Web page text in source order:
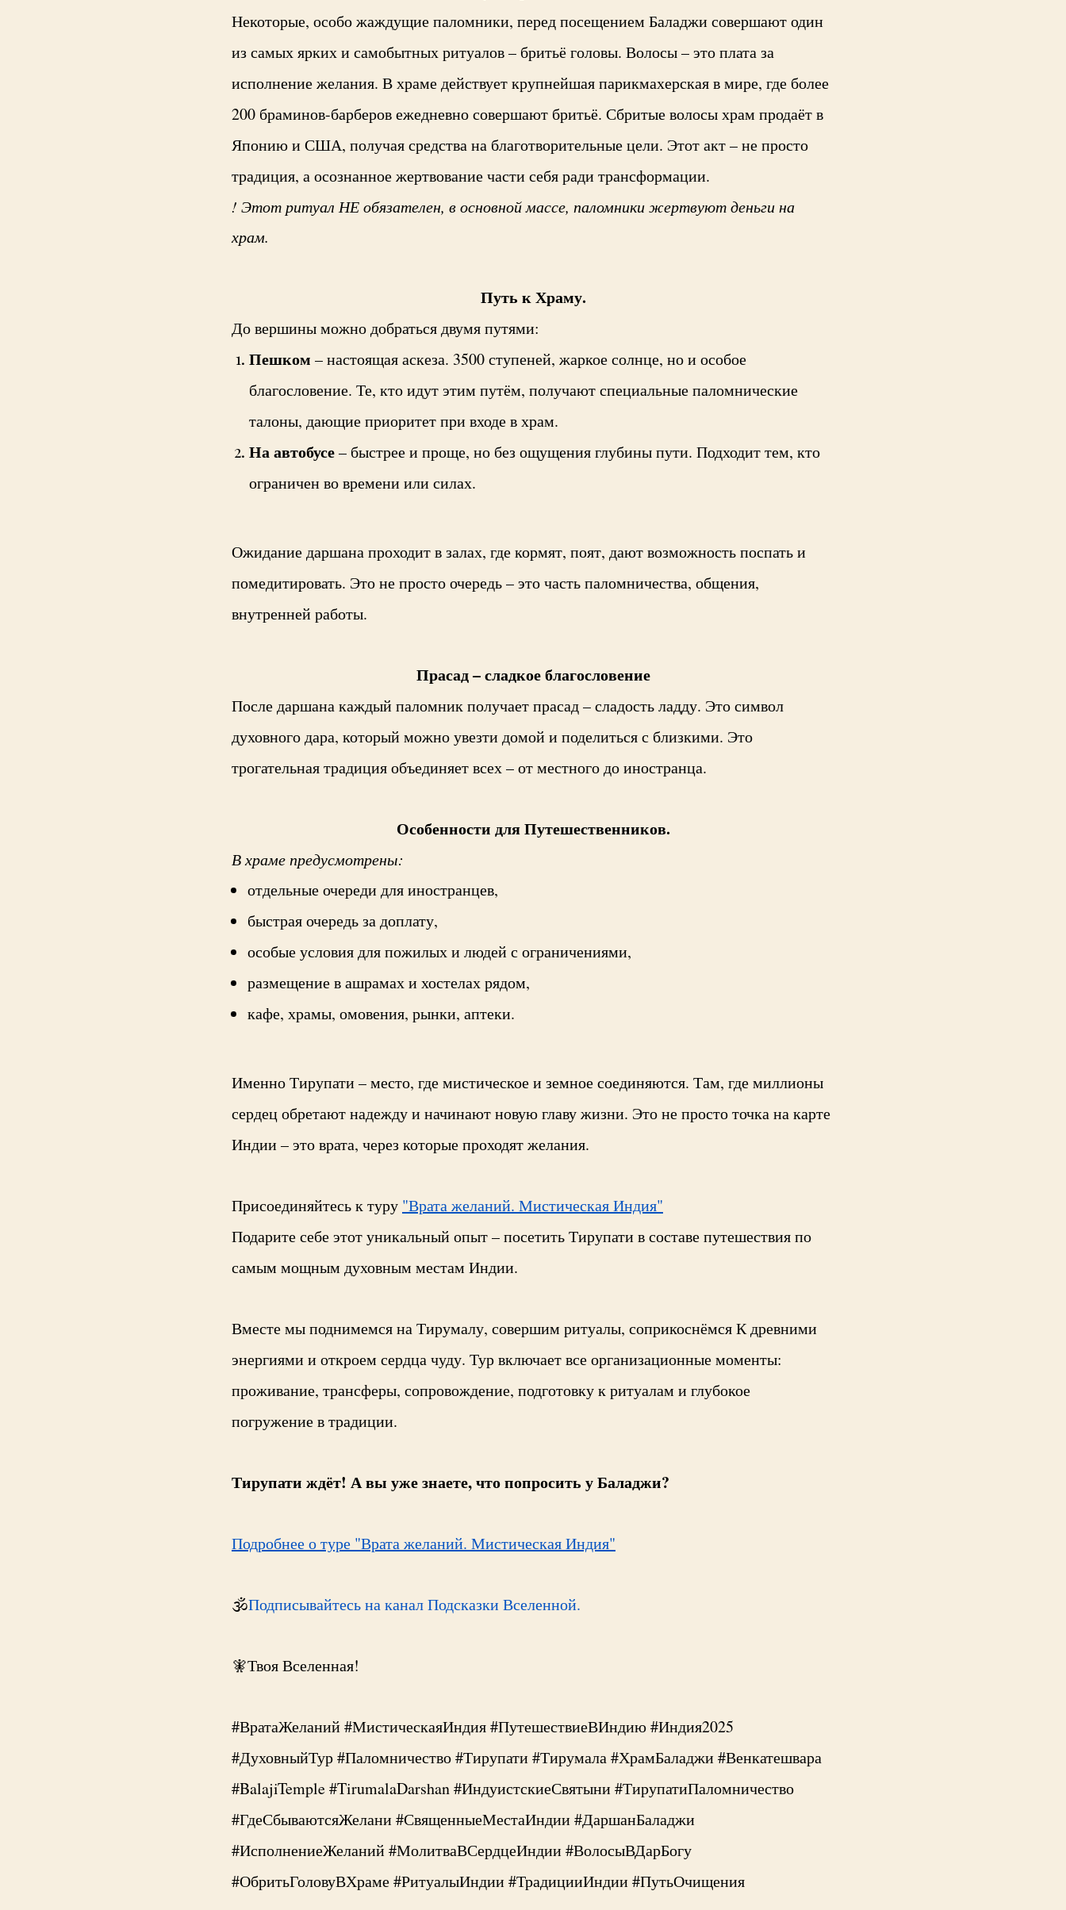
Некоторые, особо жаждущие паломники, перед посещением Баладжи совершают один
из самых ярких и самобытных ритуалов – бритьё головы. Волосы – это плата за
исполнение желания. В храме действует крупнейшая парикмахерская в мире, где более
200 браминов-барберов ежедневно совершают бритьё. Сбритые волосы храм продаёт в
Японию и США, получая средства на благотворительные цели. Этот акт – не просто
традиция, а осознанное жертвование части себя ради трансформации.
! Этот ритуал НЕ обязателен, в основной массе, паломники жертвуют деньги на
храм.
Путь к Храму.
До вершины можно добраться двумя путями:
Пешком – настоящая аскеза. 3500 ступеней, жаркое солнце, но и особое
благословение. Те, кто идут этим путём, получают специальные паломнические
талоны, дающие приоритет при входе в храм.
На автобусе– быстрее и проще, но без ощущения глубины пути. Подходит тем, кто
ограничен во времени или силах.
Ожидание даршана проходит в залах, где кормят, поят, дают возможность поспать и
помедитировать. Это не просто очередь – это часть паломничества, общения,
внутренней работы.
Прасад – сладкое благословение
После даршана каждый паломник получает прасад – сладость ладду. Это символ
духовного дара, который можно увезти домой и поделиться с близкими. Это
трогательная традиция объединяет всех – от местного до иностранца.
Особенности для Путешественников.
В храме предусмотрены:
отдельные очереди для иностранцев,
быстрая очередь за доплату,
особые условия для пожилых и людей с ограничениями,
размещение в ашрамах и хостелах рядом,
кафе, храмы, омовения, рынки, аптеки.
Именно Тирупати – место, где мистическое и земное соединяются. Там, где миллионы
сердец обретают надежду и начинают новую главу жизни. Это не просто точка на карте
Индии – это врата, через которые проходят желания.
Присоединяйтесь к туру "Врата желаний. Мистическая Индия"
Подарите себе этот уникальный опыт – посетить Тирупати в составе путешествия по
самым мощным духовным местам Индии.
Вместе мы поднимемся на Тирумалу, совершим ритуалы, соприкоснёмся К древними
энергиями и откроем сердца чуду. Тур включает все организационные моменты:
проживание, трансферы, сопровождение, подготовку к ритуалам и глубокое
погружение в традиции.
Тирупати ждёт! А вы уже знаете, что попросить у Баладжи?
Подробнее о туре "Врата желаний. Мистическая Индия"
🕉Подписывайтесь на канал Подсказки Вселенной.
🧚Твоя Вселенная!
#ВратаЖеланий #МистическаяИндия #ПутешествиеВИндию #Индия2025
#ДуховныйТур #Паломничество #Тирупати #Тирумала #ХрамБаладжи #Венкатешвара
#BalajiTemple #TirumalaDarshan #ИндуистскиеСвятыни #ТирупатиПаломничество
#ГдеСбываютсяЖелани #СвященныеМестаИндии #ДаршанБаладжи
#ИсполнениеЖеланий #МолитваВСердцеИндии #ВолосыВДарБогу
#ОбритьГоловуВХраме #РитуалыИндии #ТрадицииИндии #ПутьОчищения